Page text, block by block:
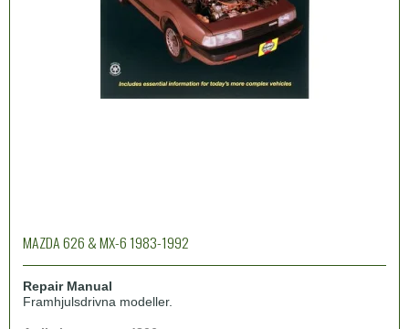
MAZDA 626 & MX-6 1983-1992
Repair Manual
Framhjulsdrivna modeller.